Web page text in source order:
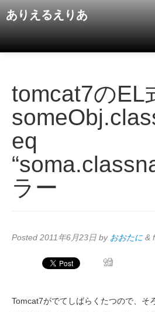
ありえるえりあ
旧コンテンツ
tomcat7のEL
eq
ラー
Posted 2011年6月23日 by おおたに &
Tomcat7がでてしばらくたつので、そ